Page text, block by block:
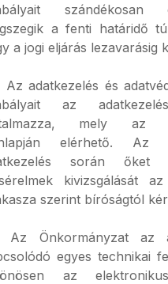
szándékosan
a fenti határidő
a jogi eljárás lezavarásig
Az adatkezelés és
az
mely az
elérhető. Az
során őket
kivizsgálását
szerint bíróságtól
Az Önkormányzat az
egyes technikai
az